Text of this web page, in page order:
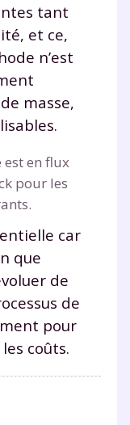
tant
et ce,
n’est
masse,
est en flux
pour les
car
que
de
de
pour
coûts.